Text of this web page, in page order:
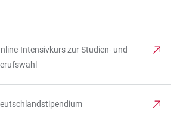
Intensivkurs zur Studien- und